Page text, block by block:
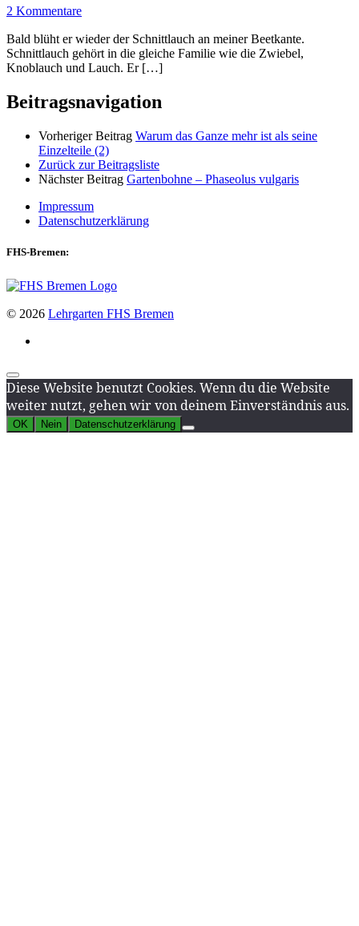
2 Kommentare
Bald blüht er wieder der Schnittlauch an meiner Beetkante.
Schnittlauch gehört in die gleiche Familie wie die Zwiebel,
Knoblauch und Lauch. Er […]
Beitragsnavigation
Vorheriger Beitrag Warum das Ganze mehr ist als seine
Einzelteile (2)
Zurück zur Beitragsliste
Nächster Beitrag Gartenbohne – Phaseolus vulgaris
Impressum
Datenschutzerklärung
FHS-Bremen:
© 2026 Lehrgarten FHS Bremen
Diese Website benutzt Cookies. Wenn du die Website
weiter nutzt, gehen wir von deinem Einverständnis aus.
OK Nein Datenschutzerklärung